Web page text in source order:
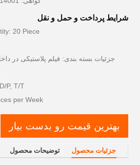
شرایط پرداخت و حمل و نقل
20 Piece
جزئیات بسته بندی: فیلم پلاستیکی در
P, T/T
per Week
بهترین قیمت رو بدست بیار
جزئیات محصول توضیحات محصول